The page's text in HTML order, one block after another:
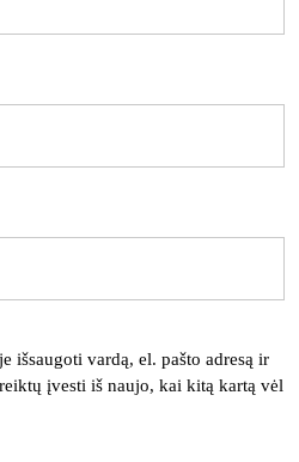
išsaugoti vardą, el. pašto adresą ir
įvesti iš naujo, kai kitą kartą vėl